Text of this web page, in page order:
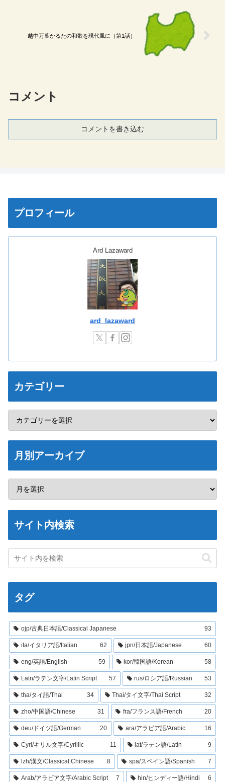
越中万葉かるたの和歌を現代風に（第1話）
コメント
コメントを書き込む
プロフィール
Ard Lazaward
ard_lazaward
カテゴリー
月別アーカイブ
サイト内検索
タグ
ojp/古典日本語/Classical Japanese 93
ita/イタリア語/Italian 62 jpn/日本語/Japanese 60
eng/英語/English 59 kor/韓国語/Korean 58
Latn/ラテン文字/Latin Script 57 rus/ロシア語/Russian 53
tha/タイ語/Thai 34 Thai/タイ文字/Thai Script 32
zho/中国語/Chinese 31 fra/フランス語/French 20
deu/ドイツ語/German 20 ara/アラビア語/Arabic 16
Cyrl/キリル文字/Cyrillic 11 lat/ラテン語/Latin 9
lzh/漢文/Classical Chinese 8 spa/スペイン語/Spanish 7
Arab/アラビア文字/Arabic Script 7 hin/ヒンディー語/Hindi 6